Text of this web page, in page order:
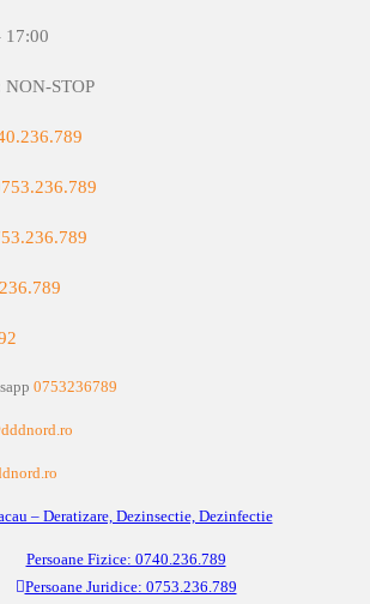
17:00
STOP
0753236789
Persoane Fizice: 0740.236.789
Persoane Juridice: 0753.236.789